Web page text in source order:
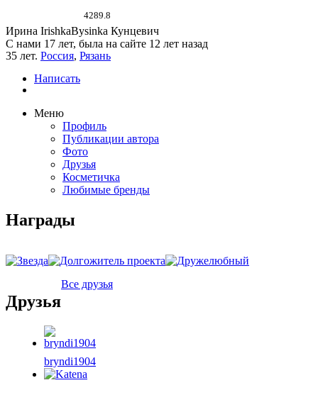
4289.8
Ирина IrishkaBysinka Кунцевич
С нами 17 лет, была на сайте 12 лет назад
35 лет. Россия, Рязань
Написать
Меню
Профиль
Публикации автора
Фото
Друзья
Косметичка
Любимые бренды
Награды
Друзья
Все друзья
bryndi1904